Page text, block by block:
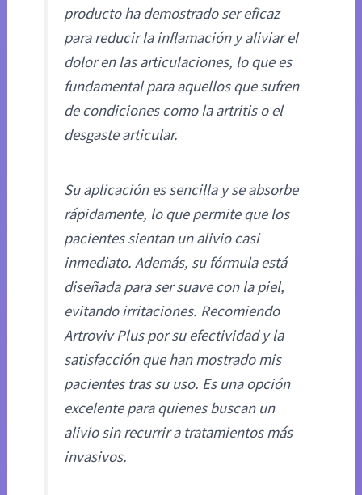
producto ha demostrado ser eficaz
para reducir la inflamación y aliviar el
dolor en las articulaciones, lo que es
fundamental para aquellos que sufren
de condiciones como la artritis o el
desgaste articular.
Su aplicación es sencilla y se absorbe
rápidamente, lo que permite que los
pacientes sientan un alivio casi
inmediato. Además, su fórmula está
diseñada para ser suave con la piel,
evitando irritaciones. Recomiendo
Artroviv Plus por su efectividad y la
satisfacción que han mostrado mis
pacientes tras su uso. Es una opción
excelente para quienes buscan un
alivio sin recurrir a tratamientos más
invasivos.